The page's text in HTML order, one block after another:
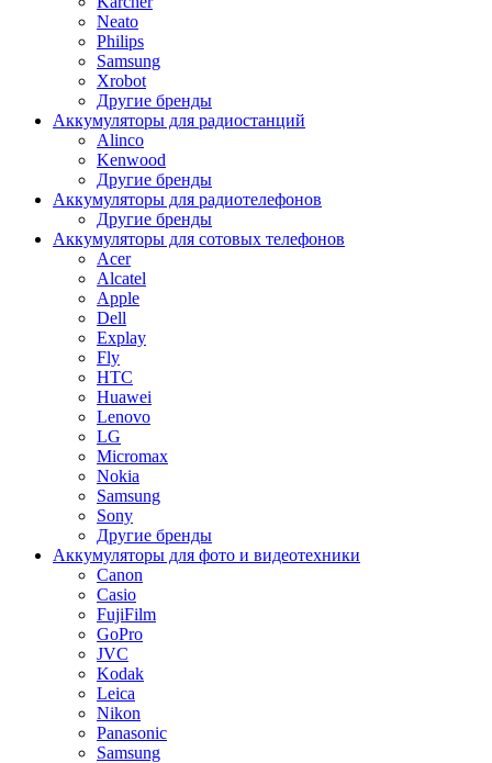
Neato
Philips
Samsung
Xrobot
Другие бренды
Аккумуляторы для радиостанций
Alinco
Kenwood
Другие бренды
Аккумуляторы для радиотелефонов
Другие бренды
Аккумуляторы для сотовых телефонов
Acer
Alcatel
Apple
Dell
Explay
Fly
HTC
Huawei
Lenovo
LG
Micromax
Nokia
Samsung
Sony
Другие бренды
Аккумуляторы для фото и видеотехники
Canon
Casio
FujiFilm
GoPro
JVC
Kodak
Leica
Nikon
Panasonic
Samsung